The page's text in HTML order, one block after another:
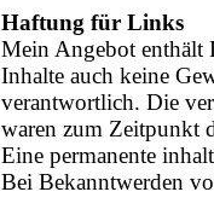
Haftung für Links
Mein Angebot enthält
Inhalte auch keine
verantwortlich. Die
waren zum Zeitpunkt
Eine permanente
Bei Bekanntwerden